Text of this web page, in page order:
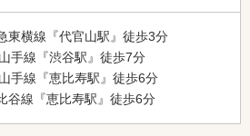
東横線『代官山駅』徒歩3分
手線『渋谷駅』徒歩7分
手線『恵比寿駅』徒歩6分
谷線『恵比寿駅』徒歩6分